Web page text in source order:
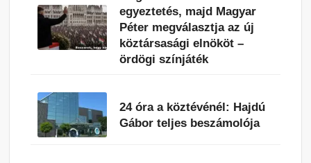
egyeztetés, majd Magyar
Péter megválasztja az új
köztársasági elnököt –
ördögi színjáték
24 óra a köztévénél: Hajdú
Gábor teljes beszámolója